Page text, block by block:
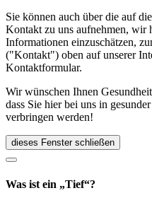
Sie können auch über die auf
Kontakt zu uns aufnehmen, wir
Informationen einzuschätzen,
("Kontakt") oben auf unserer
Kontaktformular.
Wir wünschen Ihnen
dass Sie hier bei uns in
verbringen werden!
dieses Fenster schließen
Was ist ein „Tief“?